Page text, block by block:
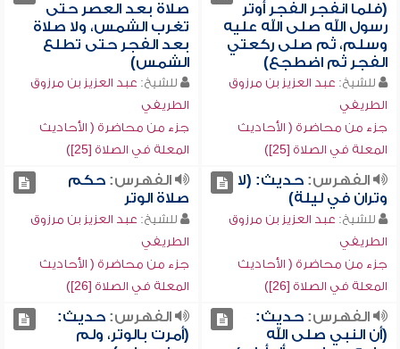
(فلما انفجر الفجر أوتر
رسول الله صلى الله عليه
وسلم، ثم صلى ركعتي
الفجر ثم اضطجع)
للشيخ: عبد العزيز بن مرزوق
الطريفي
جزء من محاضرة ( الأحاديث
المعلة في الصلاة [25])
صلاة بعد العصر حتى
تغرب الشمس، ولا صلاة
بعد الفجر حتى تطلع
الشمس)
للشيخ: عبد العزيز بن مرزوق
الطريفي
جزء من محاضرة ( الأحاديث
المعلة في الصلاة [25])
الفهرس:حديث: (لا
وتران في ليلة)
للشيخ: عبد العزيز بن مرزوق
الطريفي
جزء من محاضرة ( الأحاديث
المعلة في الصلاة [26])
الفهرس:حكم
صلاة الوتر
للشيخ: عبد العزيز بن مرزوق
الطريفي
جزء من محاضرة ( الأحاديث
المعلة في الصلاة [26])
الفهرس:حديث:
(أن النبي صلى الله
الفهرس:حديث:
(أمرت بالوتر، ولم